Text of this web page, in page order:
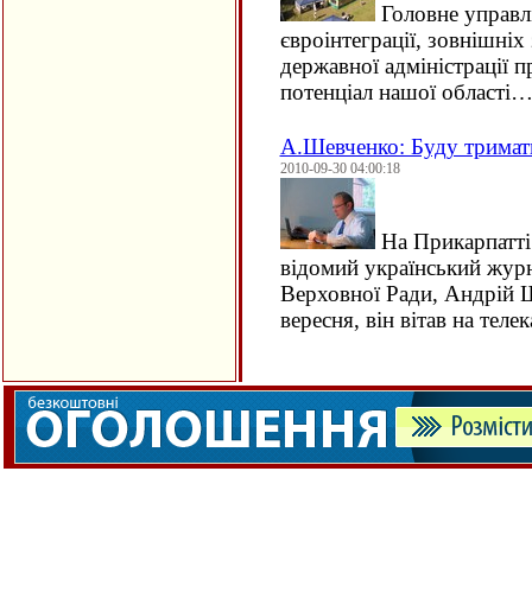
Головне
євроінтеграції, зовнішніх
державної адміністрації
потенціал нашої області…
А.Шевченко: Буду
2010-09-30 04:00:18
На
відомий український
Верховної Ради, Андрій
вересня, він вітав на